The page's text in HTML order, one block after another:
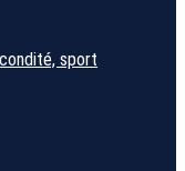
sport